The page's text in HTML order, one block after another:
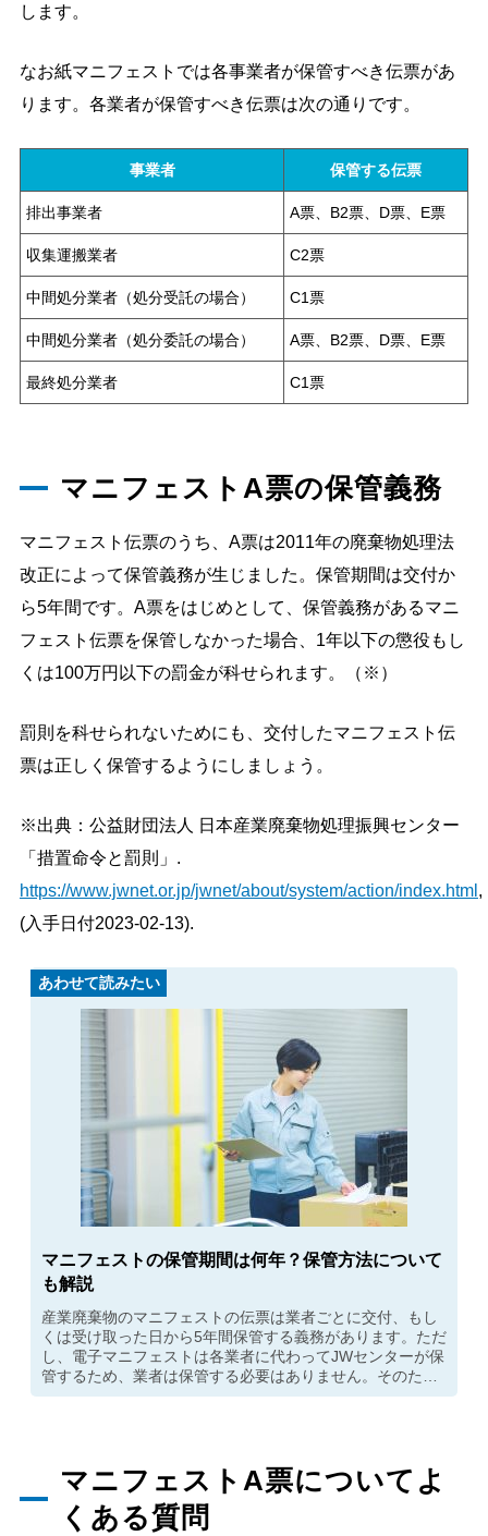
します。
なお紙マニフェストでは各事業者が保管すべき伝票があ
ります。各業者が保管すべき伝票は次の通りです。
事業者 保管する伝票
排出事業者 A票、B2票、D票、E票
収集運搬業者 C2票
中間処分業者（処分受託の場合） C1票
中間処分業者（処分委託の場合） A票、B2票、D票、E票
最終処分業者 C1票
マニフェストA票の保管義務
マニフェスト伝票のうち、A票は2011年の廃棄物処理法
改正によって保管義務が生じました。保管期間は交付か
ら5年間です。A票をはじめとして、保管義務があるマニ
フェスト伝票を保管しなかった場合、1年以下の懲役もし
くは100万円以下の罰金が科せられます。（※）
罰則を科せられないためにも、交付したマニフェスト伝
票は正しく保管するようにしましょう。
※出典：公益財団法人 日本産業廃棄物処理振興センター
「措置命令と罰則」.
https://www.jwnet.or.jp/jwnet/about/system/action/index.html ,
(入手日付2023-02-13).
あわせて読みたい
マニフェストの保管期間は何年？保管方法について
も解説
産業廃棄物のマニフェストの伝票は業者ごとに交付、もし
くは受け取った日から5年間保管する義務があります。ただ
し、電子マニフェストは各業者に代わってJWセンターが保
管するため、業者は保管する必要はありません。そのため
保管スペースの削減やマニフェスト紛失のリスクを軽減で
マニフェストA票についてよ
くある質問